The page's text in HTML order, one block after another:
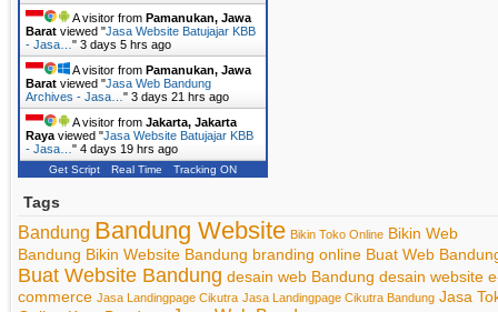
A visitor from Pamanukan, Jawa
Barat viewed "Jasa Website Batujajar KBB
- Jasa… " 3 days 5 hrs ago
A visitor from Pamanukan, Jawa
Barat viewed "Jasa Web Bandung
Archives - Jasa… " 3 days 21 hrs ago
A visitor from Jakarta, Jakarta
Raya viewed "Jasa Website Batujajar KBB
- Jasa… " 4 days 19 hrs ago
Get Script Real Time Tracking ON
Tags
Bandung Bandung Website Bikin Toko Online Bikin Web
Bandung Bikin Website Bandung branding online Buat Web
Buat Website Bandung desain web Bandung desain website
commerce Jasa Landingpage Cikutra Jasa Landingpage Cikutra Bandung Jasa